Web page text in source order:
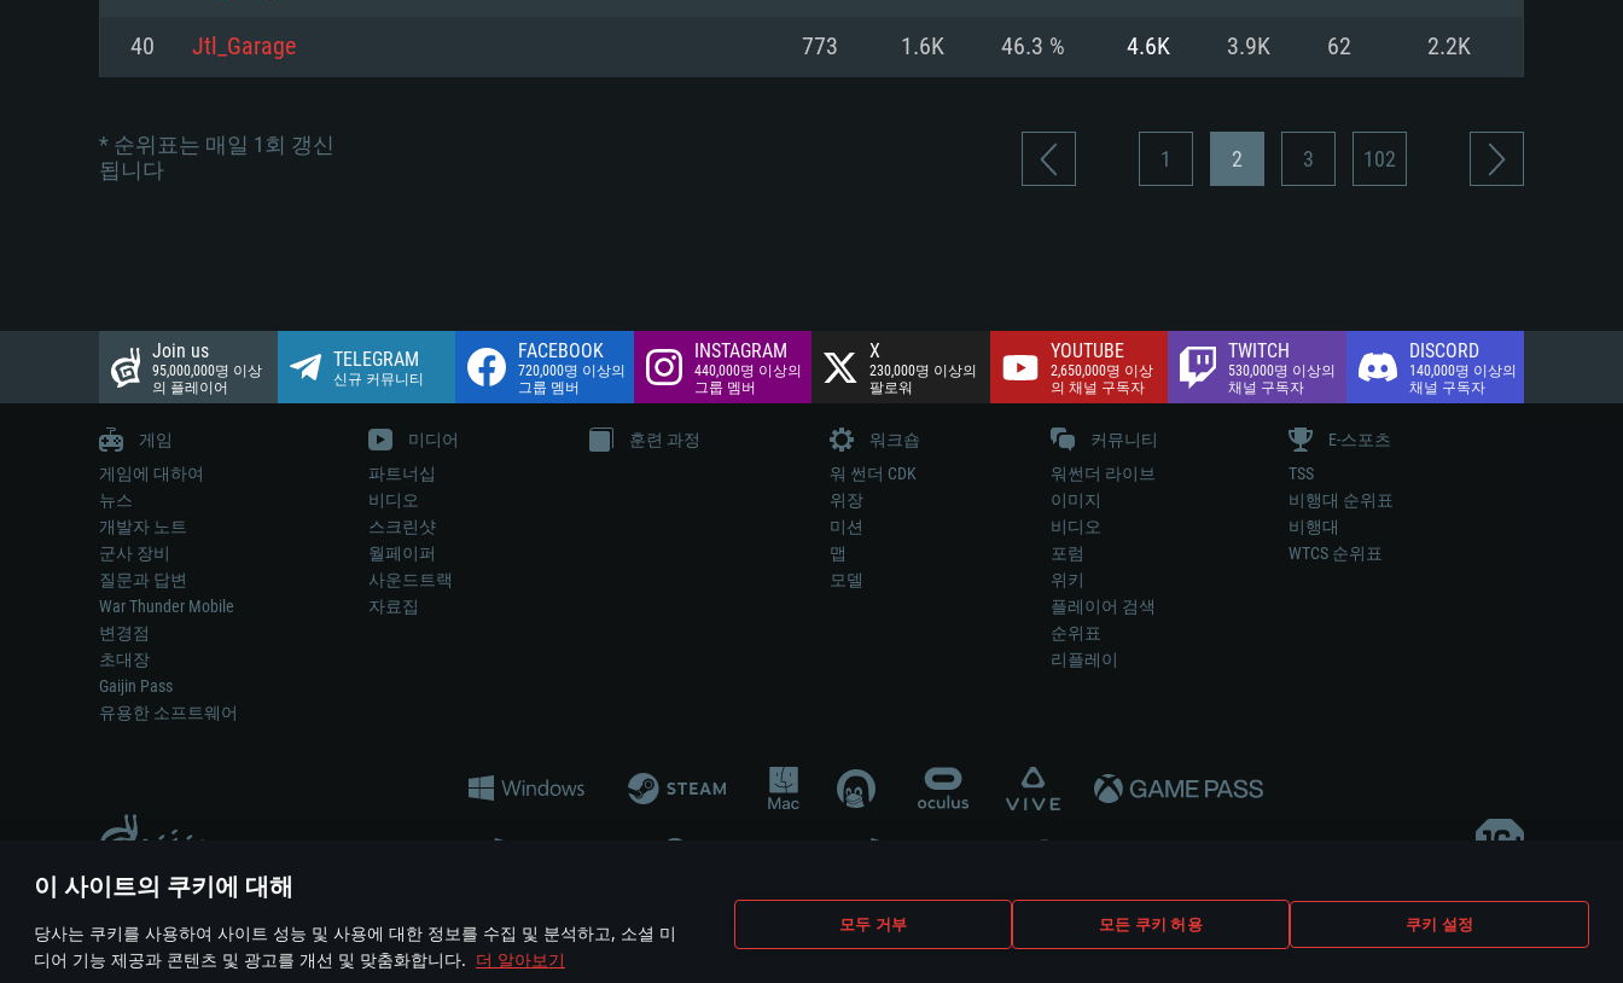
이 사이트의 쿠키에 대해
당사는 쿠키를 사용하여 사이트 성능 및 사용에 대한 정보를 수집 및 분석하고, 소셜 미
디어 기능 제공과 콘텐츠 및 광고를 개선 및 맞춤화합니다. 더 알아보기
모두 거부 모든 쿠키 허용 쿠키 설정
40 Jtl_Garage 773 1.6K 46.3 % 4.6K 3.9K 62 2.2K
* 순위표는 매일 1회 갱신
됩니다
1 2 3 102
Join us
95,000,000명 이상
의 플레이어
TELEGRAM
신규 커뮤니티
FACEBOOK
720,000명 이상의
그룹 멤버
INSTAGRAM
440,000명 이상의
그룹 멤버
X
230,000명 이상의
팔로워
YOUTUBE
2,650,000명 이상
의 채널 구독자
TWITCH
530,000명 이상의
채널 구독자
DISCORD
140,000명 이상의
채널 구독자
게임
게임에 대하여
뉴스
개발자 노트
군사 장비
질문과 답변
War Thunder Mobile
변경점
초대장
Gaijin Pass
유용한 소프트웨어
미디어
파트너십
비디오
스크린샷
월페이퍼
사운드트랙
자료집
훈련 과정
워크숍
워 썬더 CDK
위장
미션
맵
모델
커뮤니티
워썬더 라이브
이미지
비디오
포럼
위키
플레이어 검색
순위표
리플레이
E-스포츠
TSS
비행대 순위표
비행대
WTCS 순위표
게임 에서 어떠한 현실의 무기나 차량을 묘사하는 것은 무기 개발 업체나 장비 제조 업체가 게임 개발 후원 또는 홍보에 참여하지 않습니다..
© 2011—2026 Gaijin Games Kft. All trademarks, logos and brand names are the property of their respective owners.
이용 약관 이용 약관